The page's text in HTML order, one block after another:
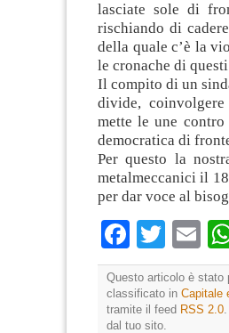
lasciate sole di
rischiando di
della quale c’è la
le cronache di
Il compito di un
divide,
mette le une
democratica di
Per questo la
metalmeccanici il
per dar voce al
Questo articolo è stato
classificato in Capitale
tramite il feed RSS 2.0
dal tuo sito.